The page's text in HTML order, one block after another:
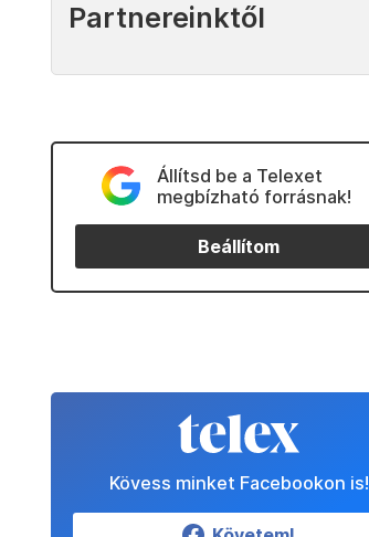
Partnereinktől
Állítsd be a Telexet
megbízható forrásnak!
Beállítom
Kövess minket Facebookon is!